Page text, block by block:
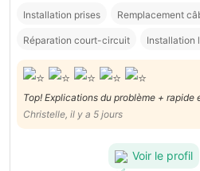
Installation prises Remplacement
Réparation court-circuit Installation
Top! Explications du problème +
de la tâche !
Christelle, il y a 5 jours
Voir le profil